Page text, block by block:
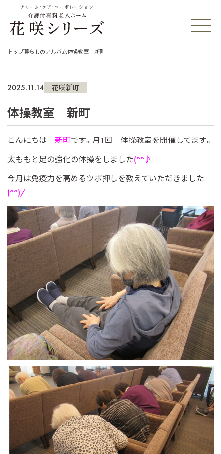
チャーム・ケア・コーポレーション
トップ暮らしのアルバム体操教室 新町
2025.11.14 花咲新町
体操教室 新町
こんにちは 新町です。月1回 体操教室を開催してます。
太ももと足の強化の体操をしました(^^♪
今月は免疫力を高めるツボ押しを教えていただきました
(^^)/